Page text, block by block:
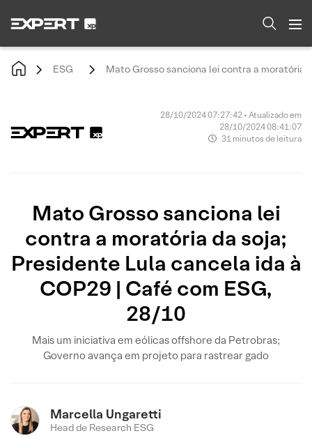
ESG Mato Grosso sanciona lei contra a moratória
28/10/2024 07:27:42 • Atualizado em
28/10/2024 08:41:07
31 minutos de leitura
Mato Grosso sanciona lei
contra a moratória da soja;
Presidente Lula cancela ida à
COP29 | Café com ESG,
28/10
Mais um iniciativa em eólicas offshore da Petrobras;
Governo avança em projeto para rastrear gado
Marcella Ungaretti
Head de Research ESG